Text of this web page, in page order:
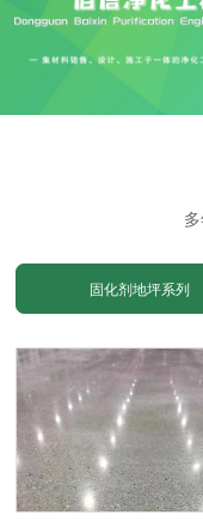
固化剂地坪系列